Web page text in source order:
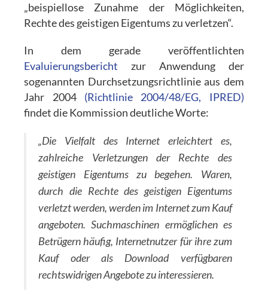
„beispiellose Zunahme der Möglichkeiten,
Rechte des geistigen Eigentums zu verletzen“.
In dem gerade veröffentlichten
Evaluierungsbericht zur Anwendung der
sogenannten Durchsetzungsrichtlinie aus dem
Jahr 2004 (Richtlinie 2004/48/EG, IPRED)
findet die Kommission deutliche Worte:
„Die Vielfalt des Internet erleichtert es,
zahlreiche Verletzungen der Rechte des
geistigen Eigentums zu begehen. Waren,
durch die Rechte des geistigen Eigentums
verletzt werden, werden im Internet zum Kauf
angeboten. Suchmaschinen ermöglichen es
Betrügern häufig, Internetnutzer für ihre zum
Kauf oder als Download verfügbaren
rechtswidrigen Angebote zu interessieren.